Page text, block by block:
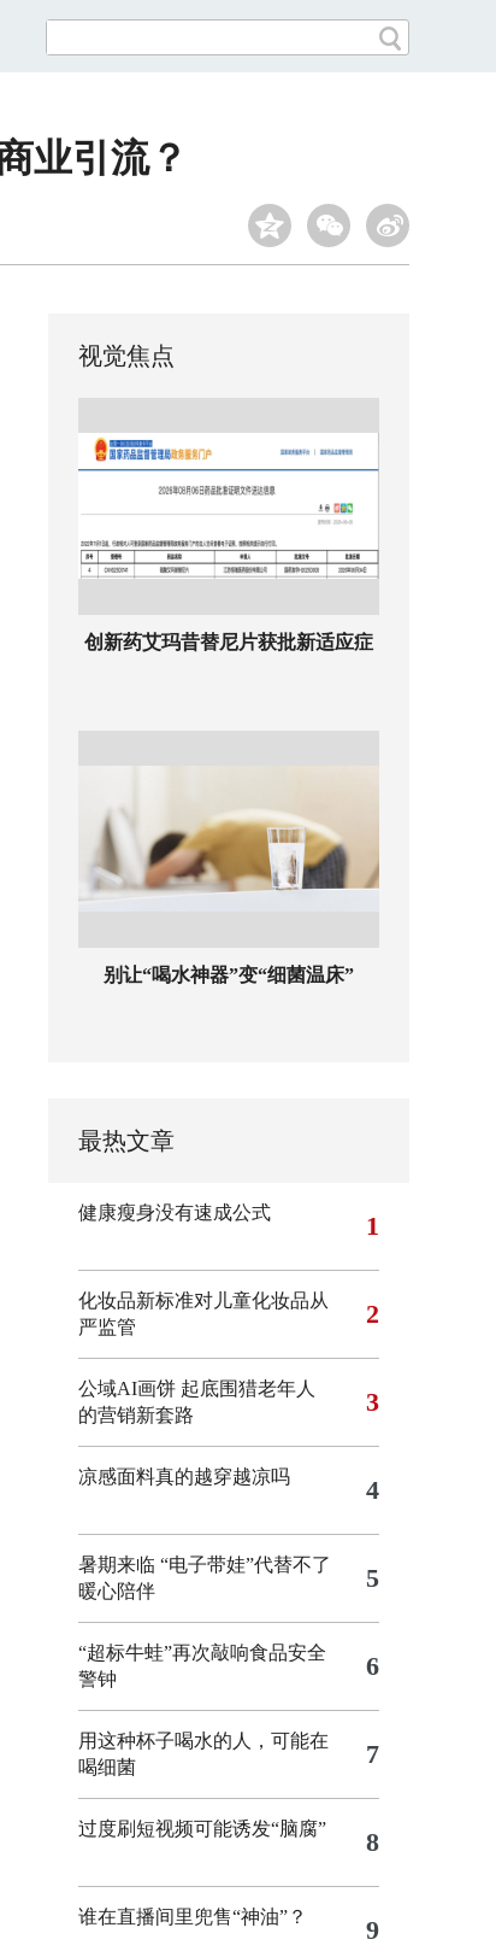
业引流？
视觉焦点
创新药艾玛昔替尼片获批新适应症
别让“喝水神器”变“细菌温床”
最热文章
健康瘦身没有速成公式 1
化妆品新标准对儿童化妆品从
严监管
2
公域AI画饼 起底围猎老年人
的营销新套路
3
凉感面料真的越穿越凉吗 4
暑期来临 “电子带娃”代替不了
暖心陪伴
5
“超标牛蛙”再次敲响食品安全
警钟
6
用这种杯子喝水的人，可能在
喝细菌
7
过度刷短视频可能诱发“脑腐” 8
谁在直播间里兜售“神油”？ 9